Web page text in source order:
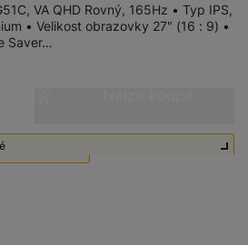
VA QHD Rovný, 165Hz • Typ IPS,
• Velikost obrazovky 27" (16 : 9) •
Saver…